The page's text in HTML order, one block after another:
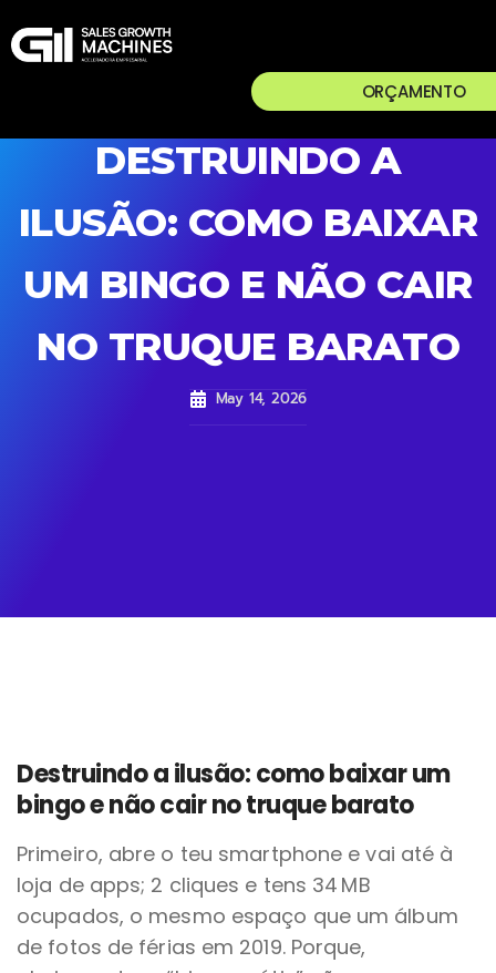
ORÇAMENTO
DESTRUINDO A
ILUSÃO: COMO BAIXAR
UM BINGO E NÃO CAIR
NO TRUQUE BARATO
May 14, 2026
Destruindo a ilusão: como baixar um
bingo e não cair no truque barato
Primeiro, abre o teu smartphone e vai até à
loja de apps; 2 cliques e tens 34 MB
ocupados, o mesmo espaço que um álbum
de fotos de férias em 2019. Porque,